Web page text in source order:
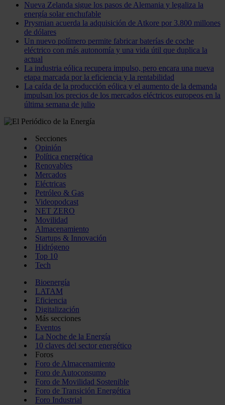
Nueva Zelanda sigue los pasos de Alemania y legaliza la
energía solar enchufable
Prysmian acuerda la adquisición de Atkore por 3.800 millones
de dólares
Un nuevo polímero permite fabricar baterías de coche
eléctrico con más autonomía y una vida útil que duplica la
actual
La industria eólica recupera impulso, pero encara una nueva
etapa marcada por la eficiencia y la rentabilidad
La caída de la producción eólica y el aumento de la demanda
impulsan los precios de los mercados eléctricos europeos en la
última semana de julio
Secciones
Opinión
Política energética
Renovables
Mercados
Eléctricas
Petróleo & Gas
Videopodcast
NET ZERO
Movilidad
Almacenamiento
Startups & Innovación
Hidrógeno
Top 10
Tech
Bioenergía
LATAM
Eficiencia
Digitalización
Más secciones
Eventos
La Noche de la Energía
10 claves del sector energético
Foros
Foro de Almacenamiento
Foro de Autoconsumo
Foro de Movilidad Sostenible
Foro de Transición Energética
Foro Industrial